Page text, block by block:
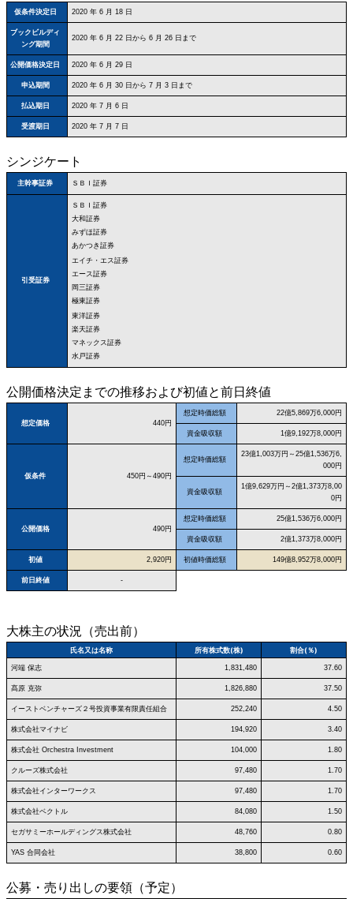
仮条件決定日 2020 年 6 月 18 日
ブックビルディ
ング期間
2020 年 6 月 22 日から 6 月 26 日まで
公開価格決定日 2020 年 6 月 29 日
申込期間 2020 年 6 月 30 日から 7 月 3 日まで
払込期日 2020 年 7 月 6 日
受渡期日 2020 年 7 月 7 日
シンジケート
主幹事証券 ＳＢＩ証券
引受証券
ＳＢＩ証券
大和証券
みずほ証券
あかつき証券
エイチ・エス証券
エース証券
岡三証券
極東証券
東洋証券
楽天証券
マネックス証券
水戸証券
公開価格決定までの推移および初値と前日終値
想定価格 440円
想定時価総額 22億5,869万6,000円
資金吸収額 1億9,192万8,000円
仮条件 450円～490円
想定時価総額
23億1,003万円～25億1,536万6,
000円
資金吸収額
1億9,629万円～2億1,373万8,00
0円
公開価格 490円
想定時価総額 25億1,536万6,000円
資金吸収額 2億1,373万8,000円
初値 2,920円 初値時価総額 149億8,952万8,000円
前日終値 -
大株主の状況（売出前）
氏名又は名称 所有株式数(株) 割合(％)
河端 保志 1,831,480 37.60
髙原 克弥 1,826,880 37.50
イーストベンチャーズ２号投資事業有限責任組合 252,240 4.50
株式会社マイナビ 194,920 3.40
株式会社 Orchestra Investment 104,000 1.80
クルーズ株式会社 97,480 1.70
株式会社インターワークス 97,480 1.70
株式会社ベクトル 84,080 1.50
セガサミーホールディングス株式会社 48,760 0.80
YAS 合同会社 38,800 0.60
公募・売り出しの要領（予定）